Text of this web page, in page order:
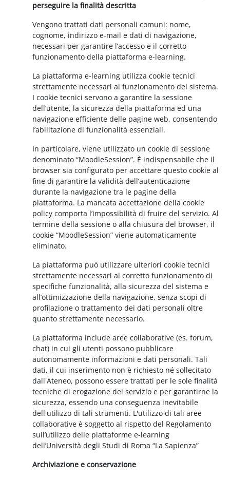
perseguire la finalità descritta
Vengono trattati dati personali comuni: nome,
cognome, indirizzo e-mail e dati di navigazione,
necessari per garantire l’accesso e il corretto
funzionamento della piattaforma e-learning.
La piattaforma e-learning utilizza cookie tecnici
strettamente necessari al funzionamento del sistema.
I cookie tecnici servono a garantire la sessione
dell’utente, la sicurezza della piattaforma ed una
navigazione efficiente delle pagine web, consentendo
l’abilitazione di funzionalità essenziali.
In particolare, viene utilizzato un cookie di sessione
denominato “MoodleSession”. È indispensabile che il
browser sia configurato per accettare questo cookie al
fine di garantire la validità dell’autenticazione
durante la navigazione tra le pagine della
piattaforma. La mancata accettazione della cookie
policy comporta l’impossibilità di fruire del servizio. Al
termine della sessione o alla chiusura del browser, il
cookie “MoodleSession” viene automaticamente
eliminato.
La piattaforma può utilizzare ulteriori cookie tecnici
strettamente necessari al corretto funzionamento di
specifiche funzionalità, alla sicurezza del sistema e
all’ottimizzazione della navigazione, senza scopi di
profilazione o trattamento dei dati personali oltre
quanto strettamente necessario.
La piattaforma include aree collaborative (es. forum,
chat) in cui gli utenti possono pubblicare
autonomamente informazioni e dati personali. Tali
dati, il cui inserimento non è richiesto né sollecitato
dall'Ateneo, possono essere trattati per le sole finalità
tecniche di erogazione del servizio e per garantirne la
sicurezza, essendo una conseguenza inevitabile
dell'utilizzo di tali strumenti. L'utilizzo di tali aree
collaborative è soggetto al rispetto del Regolamento
sull’utilizzo delle piattaforme e-learning
dell’Università degli Studi di Roma “La Sapienza”
Archiviazione e conservazione